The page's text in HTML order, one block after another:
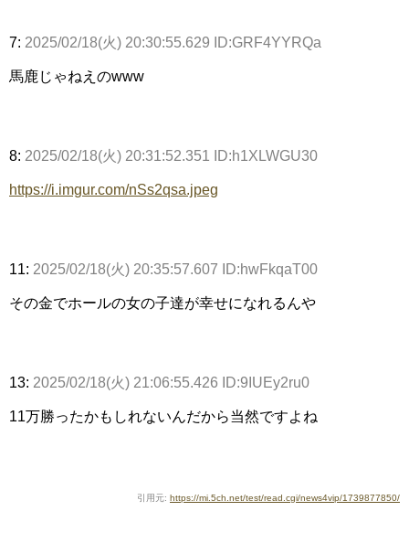
7: 2025/02/18(火) 20:30:55.629 ID:GRF4YYRQa
馬鹿じゃねえのwww
8: 2025/02/18(火) 20:31:52.351 ID:h1XLWGU30
https://i.imgur.com/nSs2qsa.jpeg
11: 2025/02/18(火) 20:35:57.607 ID:hwFkqaT00
その金でホールの女の子達が幸せになれるんや
13: 2025/02/18(火) 21:06:55.426 ID:9IUEy2ru0
11万勝ったかもしれないんだから当然ですよね
引用元: https://mi.5ch.net/test/read.cgi/news4vip/1739877850/